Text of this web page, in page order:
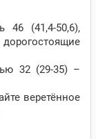
46 (41,4-50,6),
32 (29-35) –
веретённое